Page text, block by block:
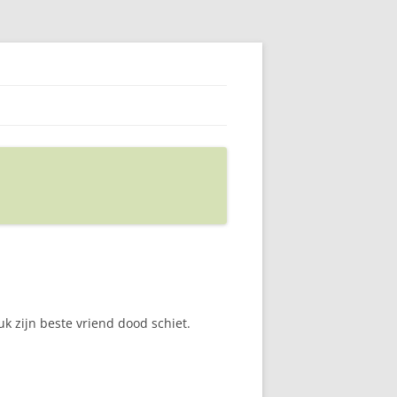
zijn beste vriend dood schiet.